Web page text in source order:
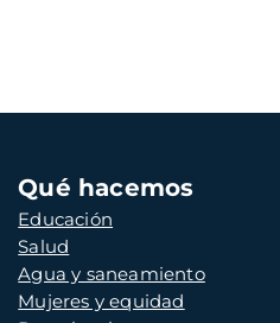
Qué hacemos
Educación
Salud
Agua y saneamiento
Mujeres y equidad